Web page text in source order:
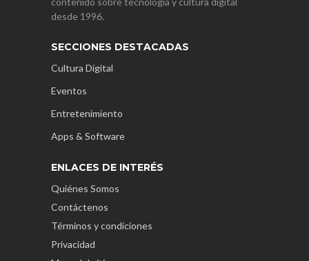
desde 1996.
SECCIONES DESTACADAS
Cultura Digital
Eventos
Entretenimiento
Apps & Software
ENLACES DE INTERÉS
Quiénes Somos
Contáctenos
Términos y condiciones
Privacidad